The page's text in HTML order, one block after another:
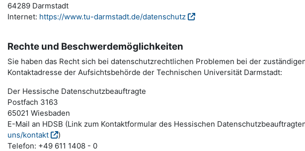
64289 Darmstadt
Internet: https://www.tu-darmstadt.de/datenschutz
Rechte und Beschwerdemöglichkeiten
Sie haben das Recht sich bei datenschutzrechtlichen Problemen bei der
Kontaktadresse der Aufsichtsbehörde der Technischen Universität Darmstadt:
Der Hessische Datenschutzbeauftragte
Postfach 3163
65021 Wiesbaden
E-Mail an HDSB (Link zum Kontaktformular des Hessischen
uns/kontakt
)
Telefon: +49 611 1408 - 0